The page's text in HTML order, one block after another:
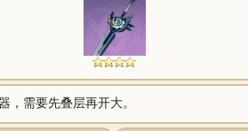
，需要先叠层再开大。